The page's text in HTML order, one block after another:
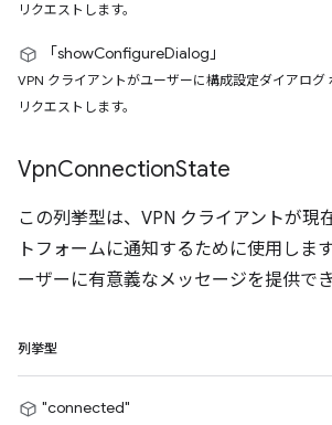
リクエストします。
「showConfigureDialog」
VPN クライアントがユーザーに構成設定ダイアログ
リクエストします。
VpnConnectionState
この列挙型は、VPN クライアントが現
トフォームに通知するために使用しま
ーザーに有意義なメッセージを提供でき
列挙型
"connected"